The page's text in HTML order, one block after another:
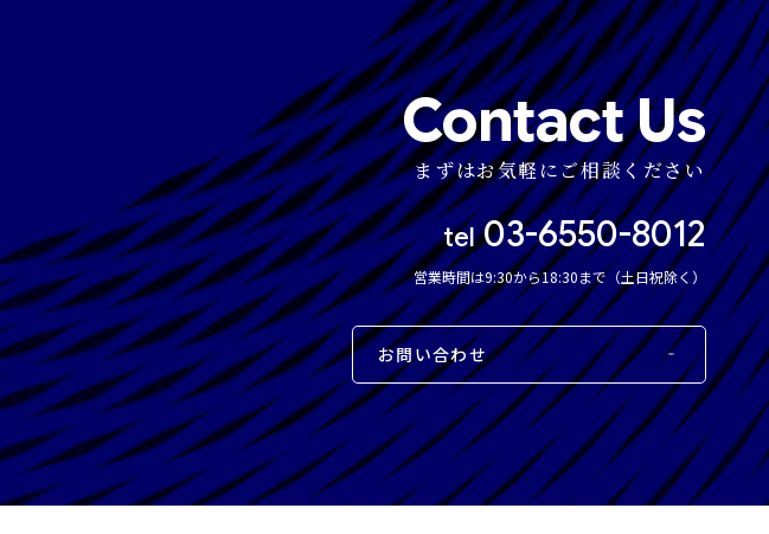
Contact Us
まずはお気軽にご相談ください
tel03-6550-8012
営業時間は9:30から18:30まで（土日祝除く）
お問い合わせ